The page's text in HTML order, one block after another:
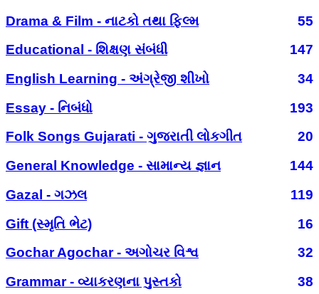
Drama & Film - નાટકો તથા ફિલ્મ
55
Educational - શિક્ષણ સંબંધી
147
English Learning - અંગ્રેજી શીખો
34
Essay - નિબંધો
193
Folk Songs Gujarati - ગુજરાતી લોકગીત
20
General Knowledge - સામાન્ય જ્ઞાન
144
Gazal - ગઝલ
119
Gift (સ્મૃતિ ભેટ)
16
Gochar Agochar - અગોચર વિશ્વ
32
Grammar - વ્યાકરણના પુસ્તકો
38